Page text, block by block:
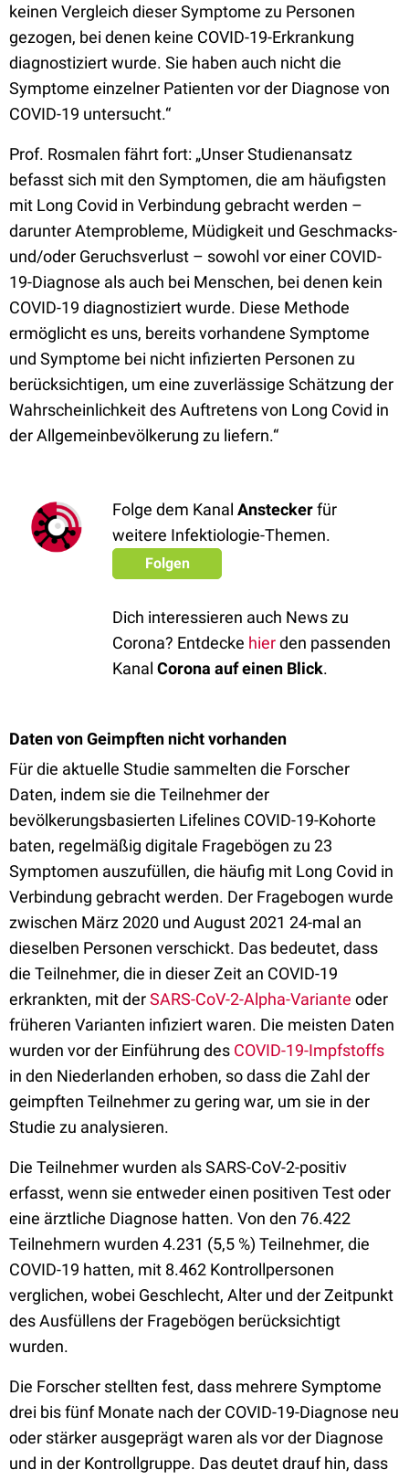
keinen Vergleich dieser Symptome zu Personen
gezogen, bei denen keine COVID-19-Erkrankung
diagnostiziert wurde. Sie haben auch nicht die
Symptome einzelner Patienten vor der Diagnose von
COVID-19 untersucht.“
Prof. Rosmalen fährt fort: „Unser Studienansatz
befasst sich mit den Symptomen, die am häufigsten
mit Long Covid in Verbindung gebracht werden –
darunter Atemprobleme, Müdigkeit und Geschmacks-
und/oder Geruchsverlust – sowohl vor einer COVID-
19-Diagnose als auch bei Menschen, bei denen kein
COVID-19 diagnostiziert wurde. Diese Methode
ermöglicht es uns, bereits vorhandene Symptome
und Symptome bei nicht infizierten Personen zu
berücksichtigen, um eine zuverlässige Schätzung der
Wahrscheinlichkeit des Auftretens von Long Covid in
der Allgemeinbevölkerung zu liefern.“
Folge dem Kanal Ansteckerfür
weitere Infektiologie-Themen.
Folgen
Dich interessieren auch News zu
Corona? Entdecke hierden passenden
Kanal Corona auf einen Blick.
Daten von Geimpften nicht vorhanden
Für die aktuelle Studie sammelten die Forscher
Daten, indem sie die Teilnehmer der
bevölkerungsbasierten Lifelines COVID-19-Kohorte
baten, regelmäßig digitale Fragebögen zu 23
Symptomen auszufüllen, die häufig mit Long Covid in
Verbindung gebracht werden. Der Fragebogen wurde
zwischen März 2020 und August 2021 24-mal an
dieselben Personen verschickt. Das bedeutet, dass
die Teilnehmer, die in dieser Zeit an COVID-19
erkrankten, mit derSARS-CoV-2-Alpha-Variante oder
früheren Varianten infiziert waren. Die meisten Daten
wurden vor der Einführung des COVID-19-Impfstoffs
in den Niederlanden erhoben, so dass die Zahl der
geimpften Teilnehmer zu gering war, um sie in der
Studie zu analysieren.
Die Teilnehmer wurden als SARS-CoV-2-positiv
erfasst, wenn sie entweder einen positiven Test oder
eine ärztliche Diagnose hatten. Von den 76.422
Teilnehmern wurden 4.231 (5,5 %) Teilnehmer, die
COVID-19 hatten, mit 8.462 Kontrollpersonen
verglichen, wobei Geschlecht, Alter und der Zeitpunkt
des Ausfüllens der Fragebögen berücksichtigt
wurden.
Die Forscher stellten fest, dass mehrere Symptome
drei bis fünf Monate nach der COVID-19-Diagnose neu
oder stärker ausgeprägt waren als vor der Diagnose
und in der Kontrollgruppe. Das deutet drauf hin, dass